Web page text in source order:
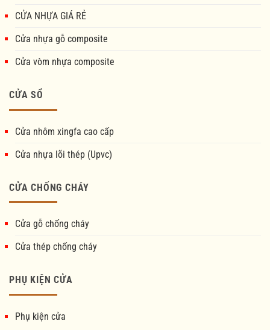
CỬA NHỰA GIÁ RẺ
Cửa nhựa gỗ composite
Cửa vòm nhựa composite
CỬA SỔ
Cửa nhôm xingfa cao cấp
Cửa nhựa lõi thép (Upvc)
CỬA CHỐNG CHÁY
Cửa gỗ chống cháy
Cửa thép chống cháy
PHỤ KIỆN CỬA
Phụ kiện cửa